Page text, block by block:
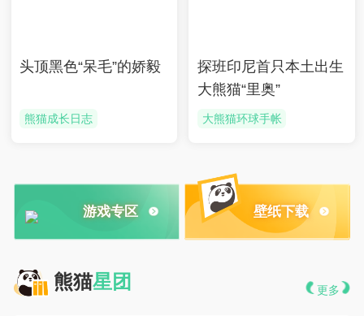
头顶黑色“呆毛”的娇毅
熊猫成长日志
探班印尼首只本土出生
大熊猫“里奥”
大熊猫环球手帐
游戏专区 壁纸下载
熊猫星团 更多